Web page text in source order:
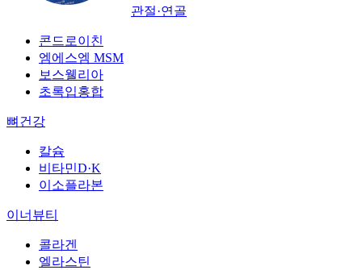
관절·연골
콘드로이친
엠에스엠 MSM
보스웰리아
초록입홍합
뼈건강
칼슘
비타민D·K
이소플라본
이너뷰티
콜라겐
엘라스틴